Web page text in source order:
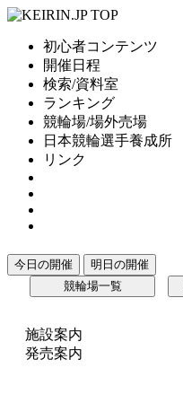
初心者コンテンツ
開催日程
検索/資料室
ランキング
競輪場/場外売場
日本競輪選手養成所
リンク
今日の開催
明日の開催
競輪場一覧
施設案内
発売案内